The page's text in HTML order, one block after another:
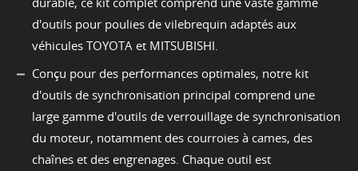
d'outils pour poulies de vilebrequin adaptés aux
véhicules TOYOTA et MITSUBISHI.
Conçu pour des performances optimales, notre kit
d'outils de synchronisation principal comprend une
large gamme d'outils de verrouillage de synchronisation
du moteur, notamment des courroies à cames, des
chaînes et des engrenages. Chaque outil est